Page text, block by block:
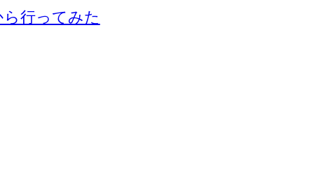
行ってみた